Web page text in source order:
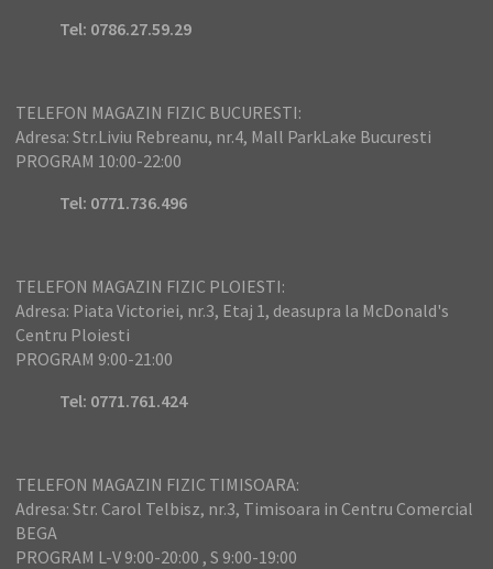
Tel: 0786.27.59.29
TELEFON MAGAZIN FIZIC BUCURESTI:
Adresa: Str.Liviu Rebreanu, nr.4, Mall ParkLake Bucuresti
PROGRAM 10:00-22:00
Tel: 0771.736.496
TELEFON MAGAZIN FIZIC PLOIESTI:
Adresa: Piata Victoriei, nr.3, Etaj 1, deasupra la McDonald's
Centru Ploiesti
PROGRAM 9:00-21:00
Tel: 0771.761.424
TELEFON MAGAZIN FIZIC TIMISOARA:
Adresa: Str. Carol Telbisz, nr.3, Timisoara in Centru Comercial
BEGA
PROGRAM L-V 9:00-20:00 , S 9:00-19:00